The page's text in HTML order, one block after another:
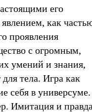
его
как
проявления
с огромным,
умений и знания,
тела. Игра как
себя в универсуме.
Имитация и правда